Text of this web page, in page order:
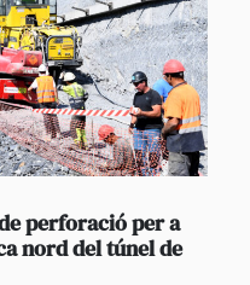
perforació per a
nord del túnel de